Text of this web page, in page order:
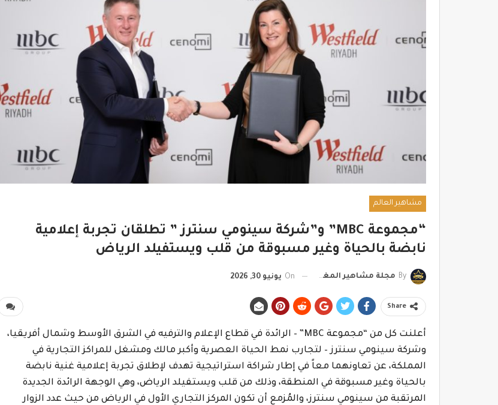
مشاهير العالم
“مجموعة MBC” و”شركة سينومي سنترز ” تطلقان تجربة إعلامية
نابضة بالحياة وغير مسبوقة من قلب ويستفيلد الرياض
By مجلة مشاهير المغرب On يونيو 30, 2026
Share
أعلنت كل من “مجموعة MBC” – الرائدة في قطاع الإعلام والترفيه في الشرق الأوسط وشمال أفريقيا،
وشركة سينومي سنترز – لتجارب نمط الحياة العصرية وأكبر مالك ومشغل للمراكز التجارية في
المملكة، عن تعاونهما معاً في إطار شراكة استراتيجية تهدف لإطلاق تجربة إعلامية غنية نابضة
بالحياة وغير مسبوقة في المنطقة، وذلك من قلب ويستفيلد الرياض، وهي الوجهة الرائدة الجديدة
المرتقبة من سينومي سنترز، والمُزمع أن تكون المركز التجاري الأول في الرياض من حيث عدد الزوار